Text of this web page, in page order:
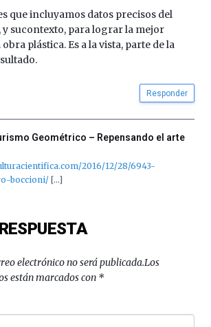
que incluyamos datos precisos del
sucontexto, para lograr la mejor
plástica. Es a la vista, parte de la
Responder
Geométrico – Repensando el arte
2016/12/28/6943-
boccioni/ […]
electrónico no será publicada.Los
están marcados con *